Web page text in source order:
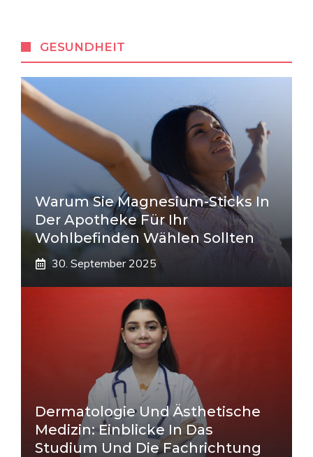
GESUNDHEIT
Warum Sie Magnesium-Sticks In
Der Apotheke Für Ihr
Wohlbefinden Wählen Sollten
30. September 2025
Dermatologie Und Ästhetische
Medizin: Einblicke In Das
Studium Und Die Fachrichtung